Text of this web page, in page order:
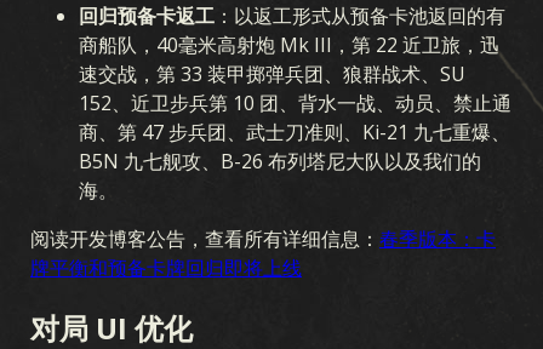
回归预备卡返工 ：以返工形式从预备卡池返回的有
商船队，40毫米高射炮 Mk III，第 22 近卫旅，迅
速交战，第 33 装甲掷弹兵团、狼群战术、SU
152、近卫步兵第 10 团、背水一战、动员、禁止通
商、第 47 步兵团、武士刀准则、Ki-21 九七重爆、
B5N 九七舰攻、B-26 布列塔尼大队以及我们的
海。
阅读开发博客公告，查看所有详细信息： 春季版本：卡
牌平衡和预备卡牌回归即将上线
对局 UI 优化